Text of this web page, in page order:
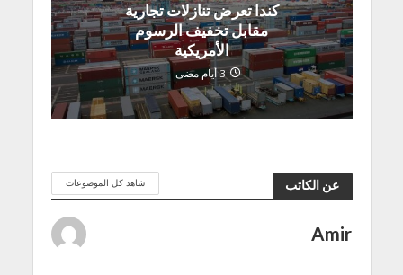
كندا تعرض تنازلات تجارية
مقابل تخفيف الرسوم
الأمريكية
3 أيام مضى
عن الكاتب شاهد كل الموضوعات
Amir